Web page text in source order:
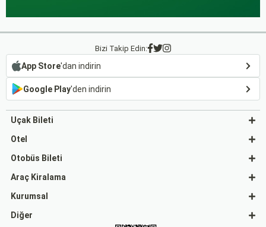
Bizi Takip Edin:
App Store'dan indirin
Google Play'den indirin
Uçak Bileti
Otel
Otobüs Bileti
Araç Kiralama
Kurumsal
Diğer